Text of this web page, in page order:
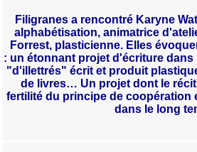
Filigranes a rencontré Karyne
alphabétisation, animatrice
Forrest, plasticienne. Elles
: un étonnant projet d'écriture
"d'illettrés" écrit et produit
de livres… Un projet dont le
fertilité du principe de coopération
dans le long